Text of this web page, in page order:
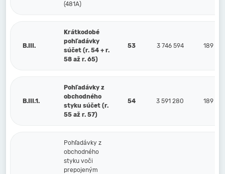
(481A)
B.III.
Krátkodobé
pohľadávky
súčet (r. 54 + r.
58 až r. 65)
53 3 746 594 189 959
B.III.1.
Pohľadávky z
obchodného
styku súčet (r.
55 až r. 57)
54 3 591 280 189 959
Pohľadávky z
obchodného
styku voči
prepojeným